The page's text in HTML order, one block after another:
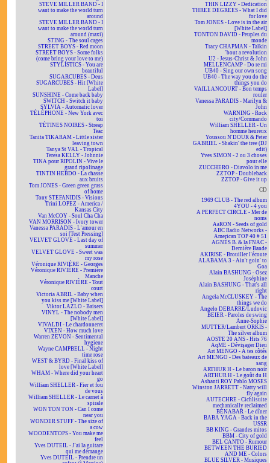
STEVE MILLER BAND - I
want to make the world turn
around
STEVE MILLER BAND - I
want to make the world turn
around (maxi)
STING - The soul cages
STREET BOYS - Red moon
STREET BOYS - Some folks
(come bring your love to me)
STYLISTICS - You are
beautiful
SUGARCUBES - Deus
SUGARCUBES - Hit [White
Label]
SUNSHINE - Come back baby
SWITCH - Switch it baby
SYLVIA - Automatic lover
TÉLÉPHONE - New York avec
toi
TÉTINES NOIRES - Streap
Teac
Tanita TIKARAM - Little sister
leaving town
Tanya St VAL - Tropical
Teresa KELLY - Johnnie
TINA pour RIPOLIN - Vive le
grand ripolinage
TINTIN HEBDO - La chasse
aux bruits
Tom JONES - Green green grass
of home
Tony STEFANIDIS - Visions
Trini LOPEZ - America /
Kansas City
Van McCOY - Soul Cha Cha
VAN MORRISON - Ivory tower
Vanessa PARADIS - L'amour en
soi [Test Pressing]
VELVET GLOVE - Last day of
summer
VELVET GLOVE - Sweet was
my rose
Véronique RIVIÈRE - Georges
Véronique RIVIÈRE - Première
Manche
Véronique RIVIÈRE - Tout
court
Victoria ABRIL - Baby when
you kiss me [White Label]
Viktor LAZLO - Baisers
VINYL - The nobody men
[White Label]
VIVALDI - Le chardonneret
VIXEN - How much love
Warren ZEVON - Sentimental
hygiene
Wayne CAMPBELL - Night
time rose
WEST & BYRD - Final kiss of
love [White Label]
WHAM - Where did your heart
go
William SHELLER - Fier et fou
de vous
William SHELLER - Le carnet à
spirale
WON TON TON - Can I come
near you
WONDER STUFF - The size of
a cow
WOODENTOPS - You make me
feel
Yves DUTEIL - J'ai la guitare
qui me démange
Yves DUTEIL - Prendre un
THIN LIZZY - Dedication
THREE DEGREES - What I did
for love
Tom JONES - Love is in the air
[White Label]
TONTON DAVID - Peuples du
monde
Tracy CHAPMAN - Talkin
'bout a revolution
U2 - Jesus-Christ & John
MELLENCAMP - Do re mi
UB40 - Sing our own song
UB40 - The way you do the
things you do
VAILLANCOURT - Bon temps
rouler
Vanessa PARADIS - Marilyn &
John
WARNING - Rock
city/Commando
William SHELLER - Un
homme heureux
Youssou N'DOUR & Peter
GABRIEL - Shakin' the tree (DJ
edit)
Yves SIMON - 2 ou 3 choses
pour elle
ZUCCHERO - Diavolo in me
ZZTOP - Doubleback
ZZTOP - Give it up
CD
1969 CLUB - The red album
4YOU - 4 you
A PERFECT CIRCLE - Mer de
noms
AaRON - Seeds of gold
ABC Radio Networks -
American TOP 40 # 51
AGNÈS B. & la FNAC -
Dernière Bande
AKIRISE - Brouiller l'écoute
ALABAMA 3 - Ain't goin' to
Goa
Alain BASHUNG - Osez
Joséphine
Alain BASHUNG - That's all
right
Angela McCLUSKEY - The
things we do
Angelo DEBARRE/Ludovic
BEIER - Paroles de swing
Anne-Sophie
MUTTER/Lambert ORKIS -
The silver album
AOSTE 20 ANS - Hits 76
AqME - Dévisager Dieu
Art MENGO - À tes côtés
Art MENGO - Des bateaux de
sang
ARTHUR H - Le baron noir
ARTHUR H - Le goût du H
Ashanti ROY Pablo MOSES
Winston JARRETT - Natty will
fly again
AUTECHRE - Cichlisuite
mechanically reclaimed
BÉNABAR - Le dîner
BABA YAGA - Back in the
USSR
BB KING - Grandes mitos
BBM - City of gold
BEL CANTO - Rumour
BETWEEN THE BURIED
AND ME - Colors
BLUE SILVER - Musiques